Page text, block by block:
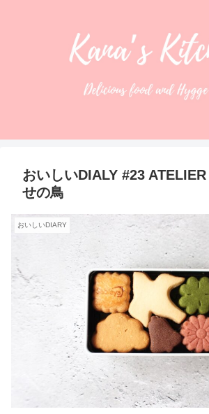
おいしいDIALY #23
せの鳥
おいしいDIARY